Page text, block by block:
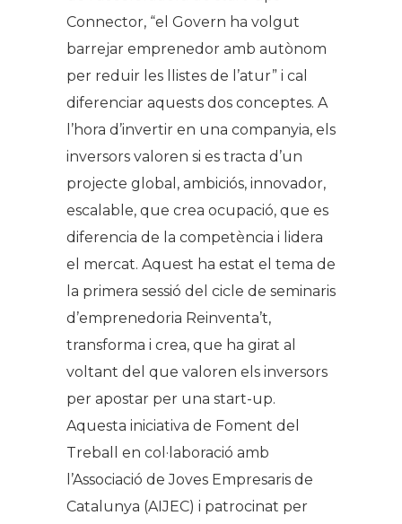
Connector, “el Govern ha volgut
barrejar emprenedor amb autònom
per reduir les llistes de l’atur” i cal
diferenciar aquests dos conceptes. A
l’hora d’invertir en una companyia, els
inversors valoren si es tracta d’un
projecte global, ambiciós, innovador,
escalable, que crea ocupació, que es
diferencia de la competència i lidera
el mercat. Aquest ha estat el tema de
la primera sessió del cicle de seminaris
d’emprenedoria Reinventa’t,
transforma i crea, que ha girat al
voltant del que valoren els inversors
per apostar per una start-up.
Aquesta iniciativa de Foment del
Treball en col·laboració amb
l’Associació de Joves Empresaris de
Catalunya (AIJEC) i patrocinat per